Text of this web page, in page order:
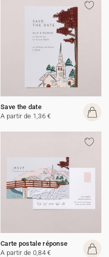
Save the date
A partir de 1,36 €
Carte postale réponse
A partir de 0,84 €